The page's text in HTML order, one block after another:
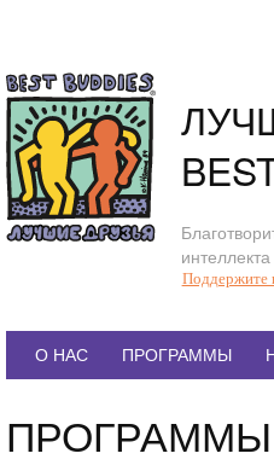
к
содержанию
интеллекта
Поддержите
Главное
О НАС ПРОГРАММЫ
ПРОГРАММЫ